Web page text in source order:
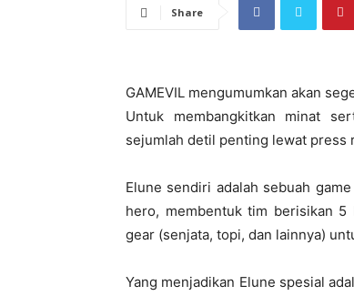
Share
GAMEVIL mengumumkan akan
Untuk membangkitkan minat
sejumlah detil penting lewat press
Elune sendiri adalah sebuah
hero, membentuk tim berisikan 5
gear (senjata, topi, dan lainnya)
Yang menjadikan Elune spesial